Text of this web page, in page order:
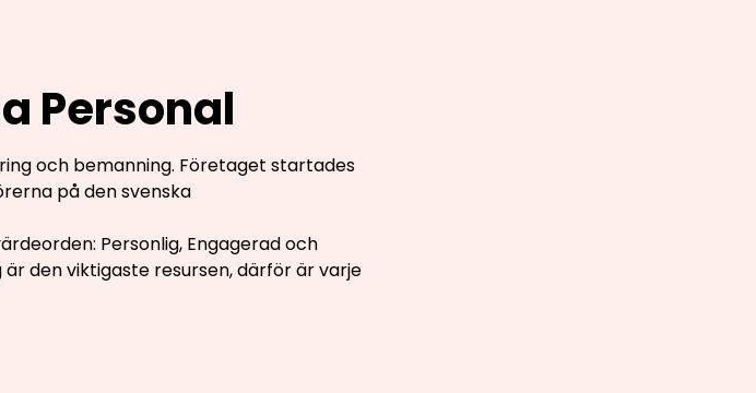
Personal
och bemanning. Företaget startades
på den svenska
Personlig, Engagerad och
den viktigaste resursen, därför är varje